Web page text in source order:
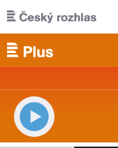
Přejít k hlavnímu